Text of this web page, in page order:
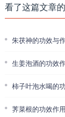
看了这篇文章
朱茯神的功效与
生姜泡酒的功效
柿子叶泡水喝的
荠菜根的功效作